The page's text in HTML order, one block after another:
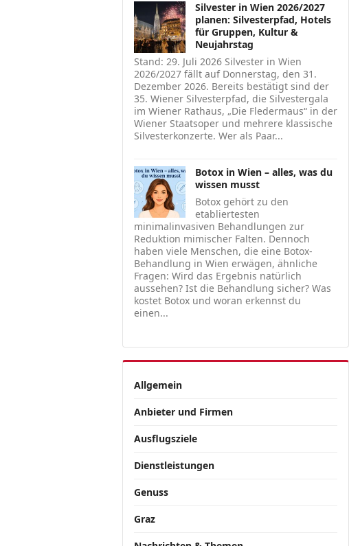
Silvester in Wien 2026/2027
planen: Silvesterpfad, Hotels
für Gruppen, Kultur &
Neujahrstag
Stand: 29. Juli 2026 Silvester in Wien
2026/2027 fällt auf Donnerstag, den 31.
Dezember 2026. Bereits bestätigt sind der
35. Wiener Silvesterpfad, die Silvestergala
im Wiener Rathaus, „Die Fledermaus“ in der
Wiener Staatsoper und mehrere klassische
Silvesterkonzerte. Wer als Paar...
Botox in Wien – alles, was du
wissen musst
Botox gehört zu den
etabliertesten
minimalinvasiven Behandlungen zur
Reduktion mimischer Falten. Dennoch
haben viele Menschen, die eine Botox-
Behandlung in Wien erwägen, ähnliche
Fragen: Wird das Ergebnis natürlich
aussehen? Ist die Behandlung sicher? Was
kostet Botox und woran erkennst du
einen...
Allgemein
Anbieter und Firmen
Ausflugsziele
Dienstleistungen
Genuss
Graz